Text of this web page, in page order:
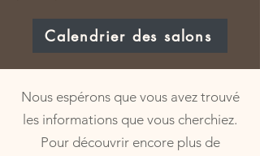
Calendrier des salons
Nous espérons que vous avez trouvé
les informations que vous cherchiez.
Pour découvrir encore plus de